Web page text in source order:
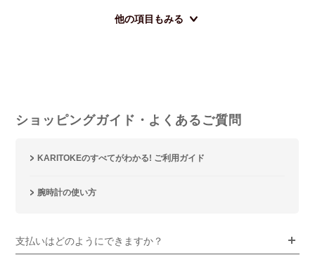
他の項目もみる
ショッピングガイド・よくあるご質問
KARITOKEのすべてがわかる! ご利用ガイド
腕時計の使い方
支払いはどのようにできますか？